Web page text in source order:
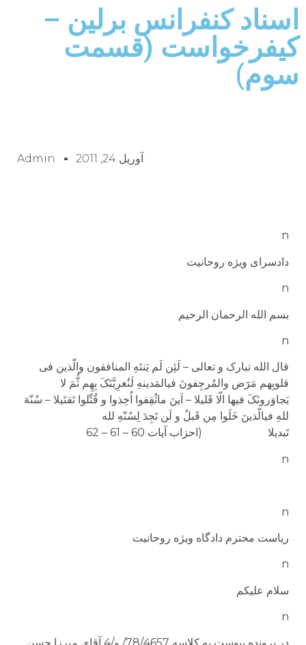
اسناد کنفرانس برلین –
کیفرخواست (قسمت
سوم)
آوریل 24, 2011 Admin
n
دادسرای ویژه روحانیت
n
بسم الله الرحمان الرحیم
n
قال الله تبارک و تعالی – لَئِن لَم یَنتَهِ المنافقون والّذین فی
قلوبِهم مَرََض والمُرجِفونَ فی­المَدینهِ لَنُغرِیَّنَکَ بِهِم ثُّمَ لا
یَجاوَرونَکَ فیها الّا قَلیلا – اَینَ ماثُقِفوا اُخِذوا و قُتِّلوا تَقتَیلا – سُنّهَ
للهِ فی­الّذینَ خَلَوا مِن قَبلُ و لَن تَجِدَ لِسُنّهِ لله
تَبدیلا (احزاب آیات 60 – 61 – 62
n
n
ریاست محترم دادگاه ویژه روحانیت
n
سلام علیکم
n